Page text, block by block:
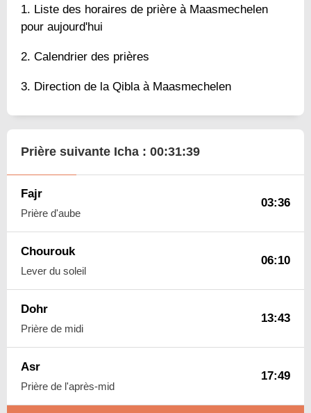
Liste des horaires de prière à Maasmechelen
pour aujourd'hui
Calendrier des prières
Direction de la Qibla à Maasmechelen
Prière suivante Icha : 00:31:38
Fajr
Prière d'aube
03:36
Chourouk
Lever du soleil
06:10
Dohr
Prière de midi
13:43
Asr
Prière de l'après-mid
17:49